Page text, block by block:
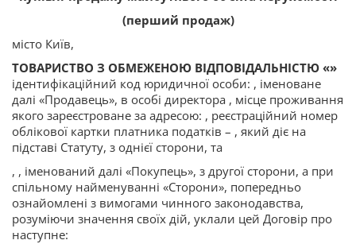
(перший продаж)
місто Київ,
ТОВАРИСТВО З ОБМЕЖЕНОЮ ВІДПОВІДАЛЬНІСТЮ «»
ідентифікаційний код юридичної особи: , іменоване
далі «Продавець», в особі директора , місце проживання
якого зареєстроване за адресою: , реєстраційний номер
облікової картки платника податків – , який діє на
підставі Статуту, з однієї сторони, та
, , іменований далі «Покупець», з другої сторони, а при
спільному найменуванні «Сторони», попередньо
ознайомлені з вимогами чинного законодавства,
розуміючи значення своїх дій, уклали цей Договір про
наступне: